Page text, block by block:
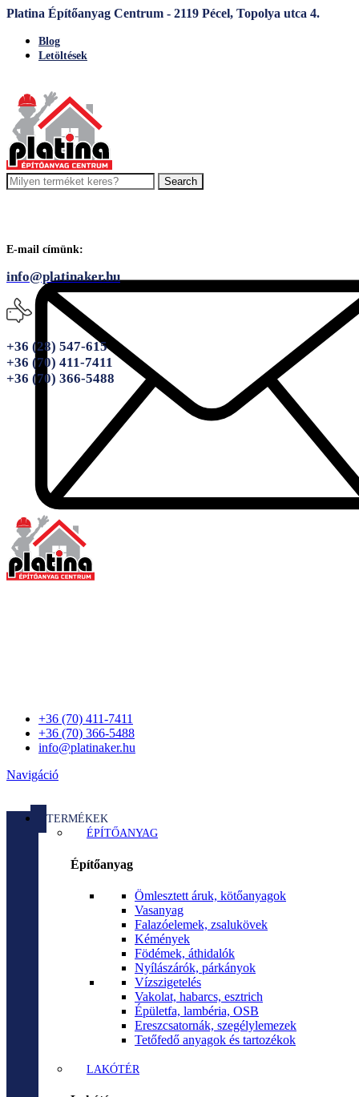
Platina Építőanyag Centrum - 2119 Pécel, Topolya utca 4.
Blog
Letöltések
Search
E-mail címünk:
info@platinaker.hu
+36 (28) 547-615
+36 (70) 411-7411
+36 (70) 366-5488
+36 (70) 411-7411
+36 (70) 366-5488
info@platinaker.hu
Navigáció
TERMÉKEK
ÉPÍTŐANYAG
Építőanyag
Ömlesztett áruk, kötőanyagok
Vasanyag
Falazóelemek, zsalukövek
Kémények
Födémek, áthidalók
Nyílászárók, párkányok
Vízszigetelés
Vakolat, habarcs, esztrich
Épületfa, lambéria, OSB
Ereszcsatornák, szegélylemezek
Tetőfedő anyagok és tartozékok
LAKÓTÉR